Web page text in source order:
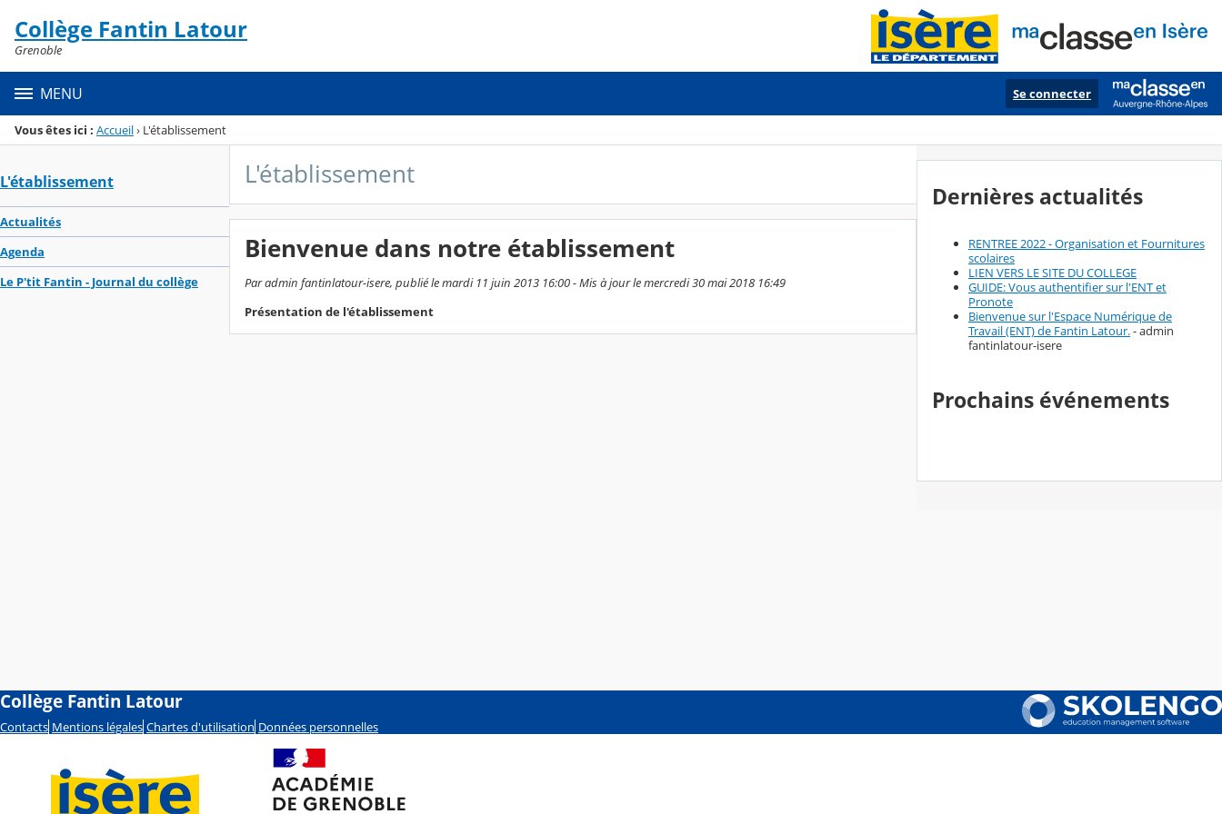
Menu de la rubrique
Contenu
Collège Fantin Latour
Grenoble
MENU Se connecter
Vous êtes ici : Accueil› L'établissement
L'établissement
Actualités
Agenda
Le P'tit Fantin - Journal du collège
L'établissement
Bienvenue dans notre établissement
Par admin fantinlatour-isere, publié le mardi 11 juin 2013 16:00 - Mis à jour le mercredi 30 mai 2018 16:49
Présentation de l'établissement
Dernières actualités
RENTREE 2022 - Organisation et Fournitures
scolaires
LIEN VERS LE SITE DU COLLEGE
GUIDE: Vous authentifier sur l'ENT et
Pronote
Bienvenue sur l'Espace Numérique de
Travail (ENT) de Fantin Latour.- admin
fantinlatour-isere
Prochains événements
Collège Fantin Latour
Contacts Mentions légales Chartes d'utilisation Données personnelles